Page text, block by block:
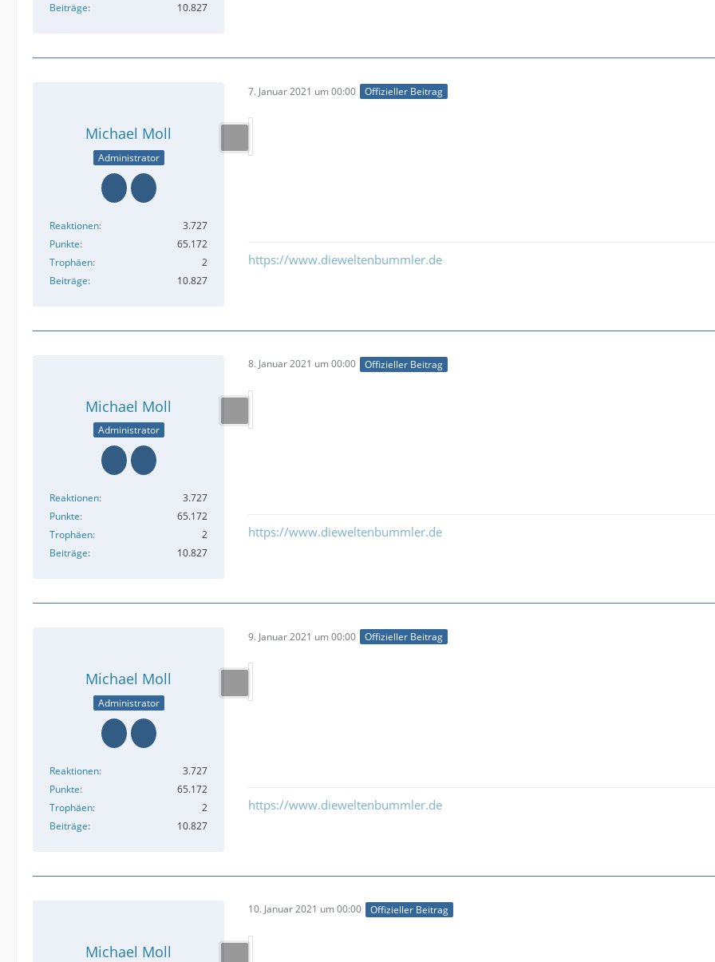
Beiträge
10.827
Michael Moll
Administrator
Reaktionen
3.727
Punkte
65.172
Trophäen
2
Beiträge
10.827
7. Januar 2021 um 00:00 Offizieller Beitrag
https://www.dieweltenbummler.de
Michael Moll
Administrator
Reaktionen
3.727
Punkte
65.172
Trophäen
2
Beiträge
10.827
8. Januar 2021 um 00:00 Offizieller Beitrag
https://www.dieweltenbummler.de
Michael Moll
Administrator
Reaktionen
3.727
Punkte
65.172
Trophäen
2
Beiträge
10.827
9. Januar 2021 um 00:00 Offizieller Beitrag
https://www.dieweltenbummler.de
Michael Moll
10. Januar 2021 um 00:00 Offizieller Beitrag